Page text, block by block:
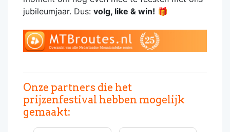
jubileumjaar. Dus: volg, like & win! 🎁
Onze partners die het
prijzenfestival hebben mogelijk
gemaakt: